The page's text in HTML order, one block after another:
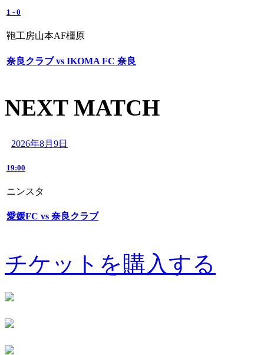
1 - 0
鞄工房山本AF橿原
奈良クラブ vs IKOMA FC 奈良
NEXT MATCH
2026年8月9日
19:00
ニンスタ
愛媛FC vs 奈良クラブ
チケットを購入する